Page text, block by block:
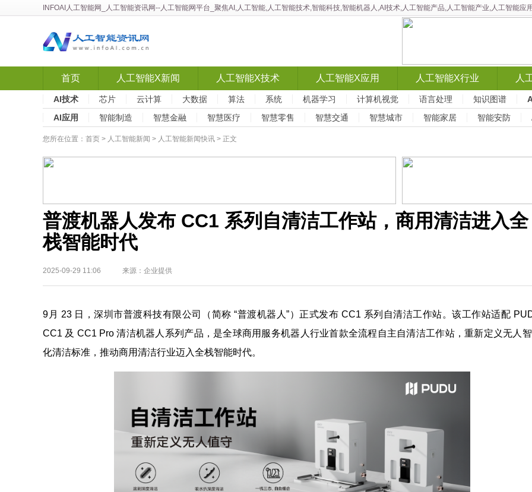
INFOAI人工智能网 人工智能资讯网--人工智能网平台_聚焦AI,人工智能,人工智能技术,智能科技,智能机器人,AI技术,人工智能产品,人工智能产业,人工智能应
首页 人工智能X新闻 人工智能X技术 人工智能X应用 人工智能X行业 人
AI技术 芯片 云计算 大数据 算法 系统 机器学习 计算机视觉 语言处理 知识图谱
AI应用
智能制造 智慧金融 智慧医疗 智慧零售 智慧交通 智慧城市 智能家居 智能安防
您所在位置： 首页 > 人工智能新闻 > 人工智能新闻快讯 > 正文
普渡机器人发布 CC1 系列自清洁工作站，商用清洁进入全
栈智能时代
2025-09-29 11:06 来源：企业提供
9月 23 日，深圳市普渡科技有限公司（简称 “普渡机器人”）正式发布 CC1 系列自清洁工作站。该工作站适配
CC1 及 CC1 Pro 清洁机器人系列产品，是全球商用服务机器人行业首款全流程自主自清洁工作站，重新定义无人
化清洁标准，推动商用清洁行业迈入全栈智能时代。